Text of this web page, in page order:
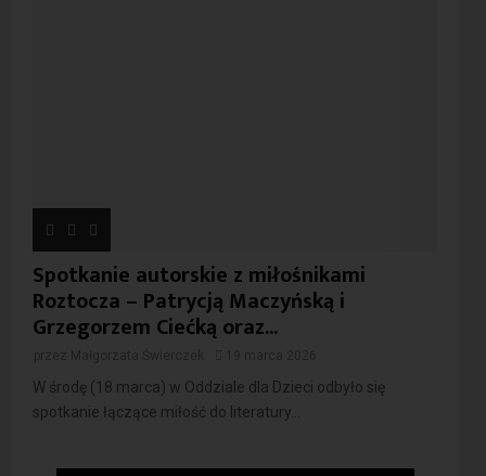
Spotkanie autorskie z miłośnikami
Roztocza – Patrycją Maczyńską i
Grzegorzem Ciećką oraz...
W środę (18 marca) w Oddziale dla Dzieci odbyło się
spotkanie łączące miłość do literatury...